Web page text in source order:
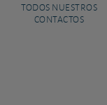
TODOS NUESTROS
CONTACTOS